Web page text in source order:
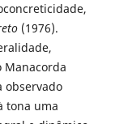
(1976).
observado
tona uma